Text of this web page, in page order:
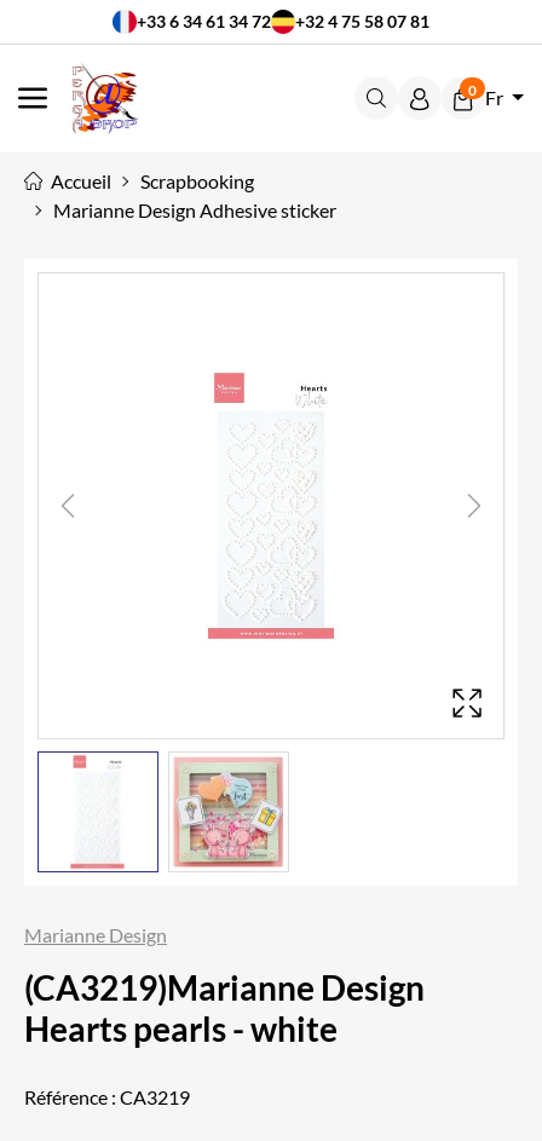
+33 6 34 61 34 72 +32 4 75 58 07 81
MENU
0 Fr
Accueil
Scrapbooking
Marianne Design Adhesive sticker
Previous Next
Marianne Design
(CA3219)Marianne Design
Hearts pearls - white
Référence : CA3219